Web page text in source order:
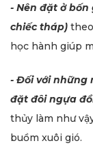
- Nên đặt ở
chiếc tháp)
học hành giúp
- Đối với những
đặt đôi ngựa
thủy làm như
buồm xuôi gió.